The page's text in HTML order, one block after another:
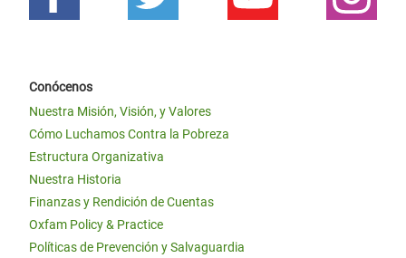
Conócenos
Nuestra Misión, Visión, y Valores
Cómo Luchamos Contra la Pobreza
Estructura Organizativa
Nuestra Historia
Finanzas y Rendición de Cuentas
Oxfam Policy & Practice
Políticas de Prevención y Salvaguardia